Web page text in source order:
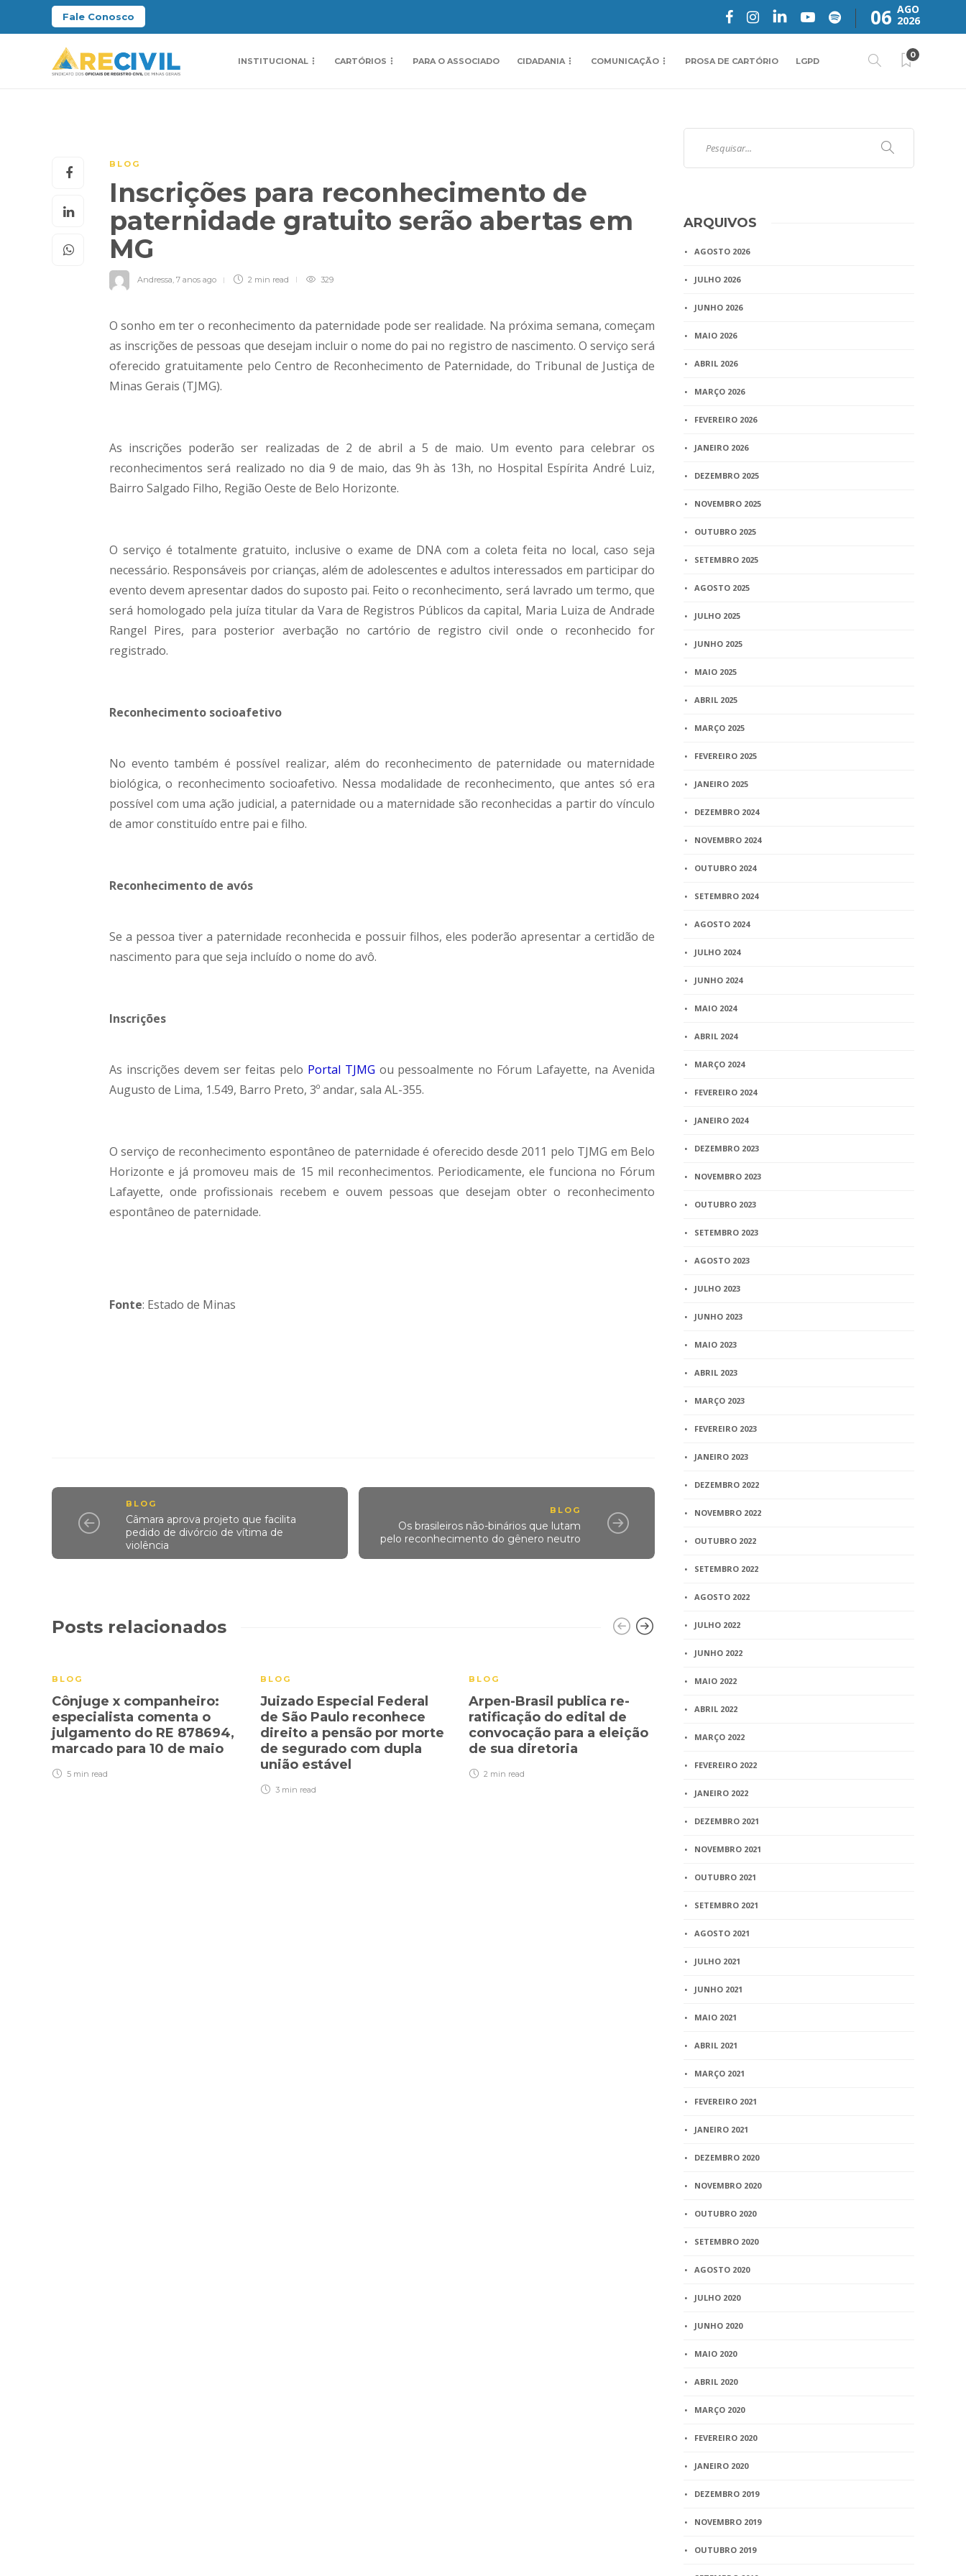
Fale Conosco 06 AGO
2026
INSTITUCIONAL CARTÓRIOS PARA O ASSOCIADO CIDADANIA COMUNICAÇÃO PROSA DE CARTÓRIO LGPD
0
BLOG
Inscrições para reconhecimento de
paternidade gratuito serão abertas em
MG
Andressa, 7 anos ago 2 min read 329
O sonho em ter o reconhecimento da paternidade pode ser realidade. Na próxima semana, começam
as inscrições de pessoas que desejam incluir o nome do pai no registro de nascimento. O serviço será
oferecido gratuitamente pelo Centro de Reconhecimento de Paternidade, do Tribunal de Justiça de
Minas Gerais (TJMG).
As inscrições poderão ser realizadas de 2 de abril a 5 de maio. Um evento para celebrar os
reconhecimentos será realizado no dia 9 de maio, das 9h às 13h, no Hospital Espírita André Luiz,
Bairro Salgado Filho, Região Oeste de Belo Horizonte.
O serviço é totalmente gratuito, inclusive o exame de DNA com a coleta feita no local, caso seja
necessário. Responsáveis por crianças, além de adolescentes e adultos interessados em participar do
evento devem apresentar dados do suposto pai. Feito o reconhecimento, será lavrado um termo, que
será homologado pela juíza titular da Vara de Registros Públicos da capital, Maria Luiza de Andrade
Rangel Pires, para posterior averbação no cartório de registro civil onde o reconhecido for
registrado.
Reconhecimento socioafetivo
No evento também é possível realizar, além do reconhecimento de paternidade ou maternidade
biológica, o reconhecimento socioafetivo. Nessa modalidade de reconhecimento, que antes só era
possível com uma ação judicial, a paternidade ou a maternidade são reconhecidas a partir do vínculo
de amor constituído entre pai e filho.
Reconhecimento de avós
Se a pessoa tiver a paternidade reconhecida e possuir filhos, eles poderão apresentar a certidão de
nascimento para que seja incluído o nome do avô.
Inscrições
As inscrições devem ser feitas pelo Portal TJMG ou pessoalmente no Fórum Lafayette, na Avenida
Augusto de Lima, 1.549, Barro Preto, 3º andar, sala AL-355.
O serviço de reconhecimento espontâneo de paternidade é oferecido desde 2011 pelo TJMG em Belo
Horizonte e já promoveu mais de 15 mil reconhecimentos. Periodicamente, ele funciona no Fórum
Lafayette, onde profissionais recebem e ouvem pessoas que desejam obter o reconhecimento
espontâneo de paternidade.
Fonte: Estado de Minas
BLOG
Câmara aprova projeto que facilita
pedido de divórcio de vítima de
violência
BLOG
Os brasileiros não-binários que lutam
pelo reconhecimento do gênero neutro
Posts relacionados
BLOG
Cônjuge x companheiro:
especialista comenta o
julgamento do RE 878694,
marcado para 10 de maio
5 min read
BLOG
Juizado Especial Federal
de São Paulo reconhece
direito a pensão por morte
de segurado com dupla
união estável
3 min read
BLOG
Arpen-Brasil publica re-
ratificação do edital de
convocação para a eleição
de sua diretoria
2 min read
BLOG
– Determina a realização
de Inspeção Técnica na
Minas, para fiscalização
registro
2 minread
ARQUIVOS
AGOSTO 2026
JULHO 2026
JUNHO 2026
MAIO 2026
ABRIL 2026
MARÇO 2026
FEVEREIRO 2026
JANEIRO 2026
DEZEMBRO 2025
NOVEMBRO 2025
OUTUBRO 2025
SETEMBRO 2025
AGOSTO 2025
JULHO 2025
JUNHO 2025
MAIO 2025
ABRIL 2025
MARÇO 2025
FEVEREIRO 2025
JANEIRO 2025
DEZEMBRO 2024
NOVEMBRO 2024
OUTUBRO 2024
SETEMBRO 2024
AGOSTO 2024
JULHO 2024
JUNHO 2024
MAIO 2024
ABRIL 2024
MARÇO 2024
FEVEREIRO 2024
JANEIRO 2024
DEZEMBRO 2023
NOVEMBRO 2023
OUTUBRO 2023
SETEMBRO 2023
AGOSTO 2023
JULHO 2023
JUNHO 2023
MAIO 2023
ABRIL 2023
MARÇO 2023
FEVEREIRO 2023
JANEIRO 2023
DEZEMBRO 2022
NOVEMBRO 2022
OUTUBRO 2022
SETEMBRO 2022
AGOSTO 2022
JULHO 2022
JUNHO 2022
MAIO 2022
ABRIL 2022
MARÇO 2022
FEVEREIRO 2022
JANEIRO 2022
DEZEMBRO 2021
NOVEMBRO 2021
OUTUBRO 2021
SETEMBRO 2021
AGOSTO 2021
JULHO 2021
JUNHO 2021
MAIO 2021
ABRIL 2021
MARÇO 2021
FEVEREIRO 2021
JANEIRO 2021
DEZEMBRO 2020
NOVEMBRO 2020
OUTUBRO 2020
SETEMBRO 2020
AGOSTO 2020
JULHO 2020
JUNHO 2020
MAIO 2020
ABRIL 2020
MARÇO 2020
FEVEREIRO 2020
JANEIRO 2020
DEZEMBRO 2019
NOVEMBRO 2019
OUTUBRO 2019